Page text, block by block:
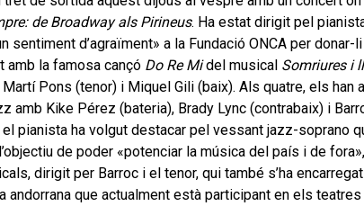
de Broadway als Pirineus. Ha estat dirigit pel
d’agraïment» a la Fundació ONCA per
amb la famosa cançó Do Re Midel musical Somriures i
Pons (tenor) i Miquel Gili (baix). Als quatre, els
amb Kike Pérez (bateria), Brady Lync (contrabaix) i
pianista ha volgut destacar pel vessant jazz-soprano
de poder «potenciar la música del país i de
dirigit per Barroc i el tenor, qui també s’ha
que actualment està participant en els